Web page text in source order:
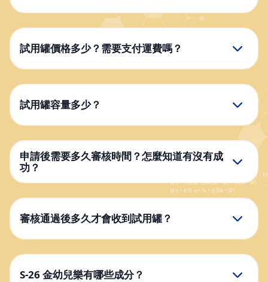
試用罐價格多少？需要支付運費嗎？
試用罐容量多少？
申請後需要多久審核時間？怎麼知道有沒有成
功？
審核通過後多久才會收到試用罐？
S-26 金幼兒樂有哪些成分？